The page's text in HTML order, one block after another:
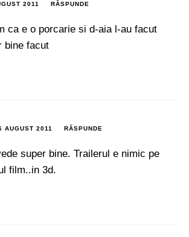
2011 RĂSPUNDE
ca e o porcarie si d-aia l-au facut
bine facut
AUGUST 2011 RĂSPUNDE
super bine. Trailerul e nimic pe
film..in 3d.